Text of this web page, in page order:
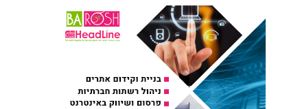
כובשת את השטח עם יום
הדרכה מוצלח נוסף
אירועים בארץ